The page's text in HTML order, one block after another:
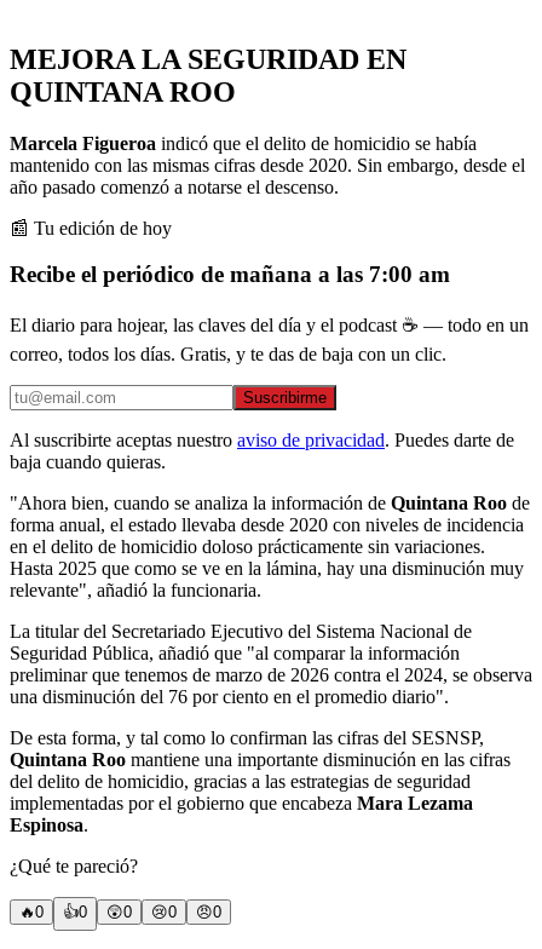
MEJORA LA SEGURIDAD EN
QUINTANA ROO
Marcela Figueroa indicó que el delito de homicidio se había
mantenido con las mismas cifras desde 2020. Sin embargo, desde el
año pasado comenzó a notarse el descenso.
📰 Tu edición de hoy
Recibe el periódico de mañana a las 7:00 am
El diario para hojear, las claves del día y el podcast ☕ — todo en un
correo, todos los días. Gratis, y te das de baja con un clic.
Suscribirme
Al suscribirte aceptas nuestro aviso de privacidad. Puedes darte de
baja cuando quieras.
"Ahora bien, cuando se analiza la información de Quintana Roo de
forma anual, el estado llevaba desde 2020 con niveles de incidencia
en el delito de homicidio doloso prácticamente sin variaciones.
Hasta 2025 que como se ve en la lámina, hay una disminución muy
relevante", añadió la funcionaria.
La titular del Secretariado Ejecutivo del Sistema Nacional de
Seguridad Pública, añadió que "al comparar la información
preliminar que tenemos de marzo de 2026 contra el 2024, se observa
una disminución del 76 por ciento en el promedio diario".
De esta forma, y tal como lo confirman las cifras del SESNSP,
Quintana Roo mantiene una importante disminución en las cifras
del delito de homicidio, gracias a las estrategias de seguridad
implementadas por el gobierno que encabeza Mara Lezama
Espinosa.
¿Qué te pareció?
🔥0 👍0 😲0 😢0 😠0